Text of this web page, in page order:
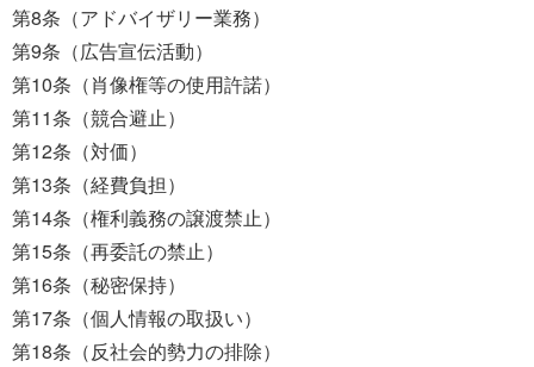
第8条（アドバイザリー業務）
第9条（広告宣伝活動）
第10条（肖像権等の使用許諾）
第11条（競合避止）
第12条（対価）
第13条（経費負担）
第14条（権利義務の譲渡禁止）
第15条（再委託の禁止）
第16条（秘密保持）
第17条（個人情報の取扱い）
第18条（反社会的勢力の排除）